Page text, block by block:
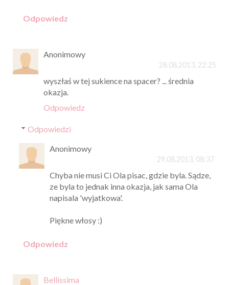
Odpowiedz
Anonimowy
28.08.2013, 22:25
wyszłaś w tej sukience na spacer? ... średnia
okazja.
Odpowiedz
Odpowiedzi
Anonimowy
29.08.2013, 08:37
Chyba nie musi Ci Ola pisac, gdzie byla. Sądze,
ze byla to jednak inna okazja, jak sama Ola
napisala 'wyjatkowa'.
Piękne włosy :)
Odpowiedz
Bellissima